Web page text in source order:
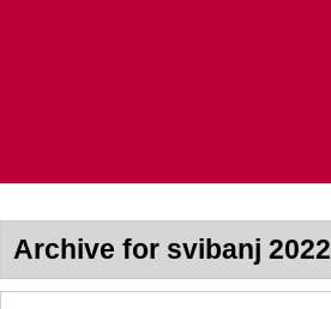
Archive for svibanj 2022